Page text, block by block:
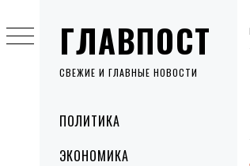
ГЛАВПОСТ
СВЕЖИЕ И ГЛАВНЫЕ НОВОСТИ
MenuПОЛИТИКА
ЭКОНОМИКА
to
content